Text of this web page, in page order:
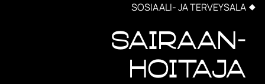
SOSIAALI- JA TERVEYSALA
Sairaan-
hoitaja